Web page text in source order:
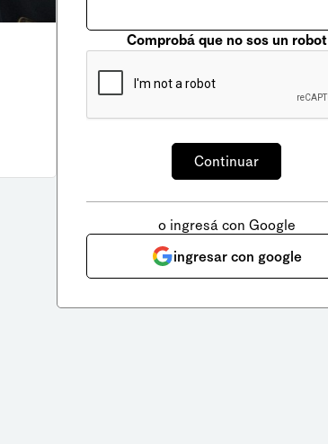
Comprobá que no sos un robot
o ingresá con Google
ingresar con google